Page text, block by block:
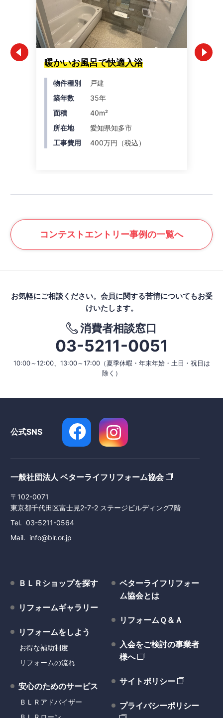
暖かいお風呂で快適入浴
物件種別
戸建
築年数
35年
面積
40m²
所在地
愛知県知多市
工事費用
400万円（税込）
コンテストエントリー事例の一覧へ
お気軽にご相談ください。 会員に関する苦情についてもお受
けいたします。
消費者相談窓口
03-5211-0051
10:00～12:00、13:00～17:00（夏季休暇・年末年始・土日・祝日は
除く）
公式SNS
一般社団法人 ベターライフリフォーム協会
〒102-0071
東京都千代田区富士見2-7-2 ステージビルディング7階
Tel
03-5211-0564
Mail
info@blr.or.jp
ＢＬＲショップを探す
リフォームギャラリー
リフォームをしよう
お得な補助制度
リフォームの流れ
安心のためのサービス
ＢＬＲアドバイザー
ベターライフリフォー
ム協会とは
リフォームＱ＆Ａ
入会をご検討の事業者
様へ
サイトポリシー
プライバシーポリシー